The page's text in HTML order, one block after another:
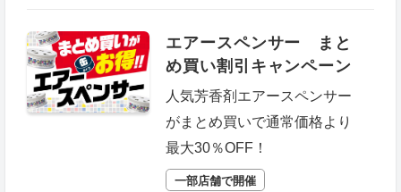
エアースペンサー まと
め買い割引キャンペーン
人気芳香剤エアースペンサー
がまとめ買いで通常価格より
最大30％OFF！
一部店舗で開催